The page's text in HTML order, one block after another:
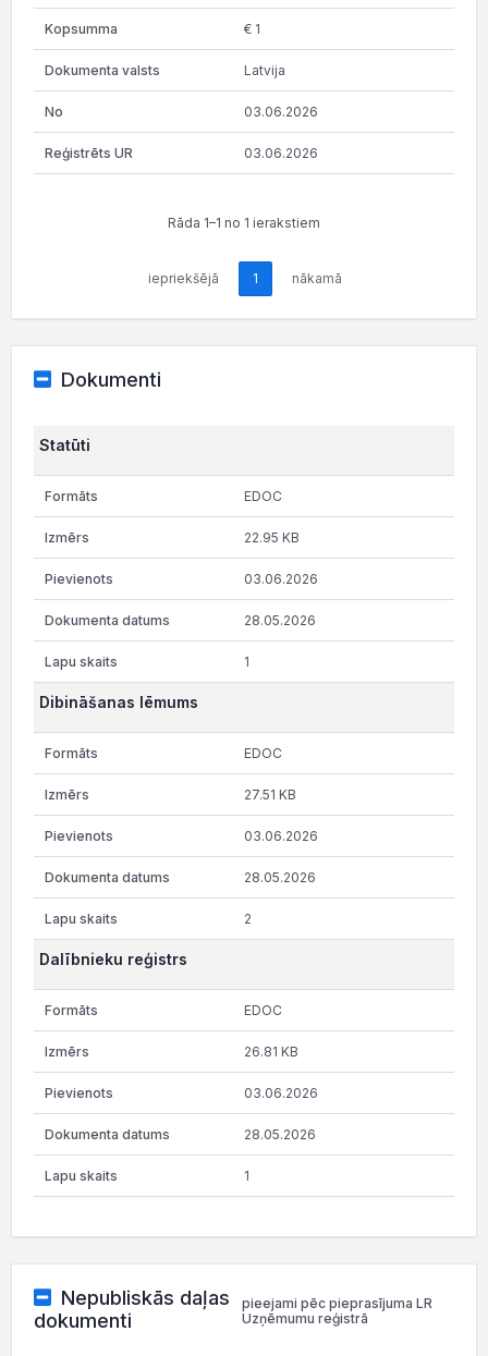
€ 1
Latvija
03.06.2026
03.06.2026
Rāda 1–1 no 1 ierakstiem
iepriekšējā 1 nākamā
Dokumenti
Statūti
EDOC
22.95 KB
03.06.2026
28.05.2026
1
Dibināšanas lēmums
EDOC
27.51 KB
03.06.2026
28.05.2026
2
Dalībnieku reģistrs
EDOC
26.81 KB
03.06.2026
28.05.2026
1
Nepubliskās daļas
dokumenti
pieejami pēc pieprasījuma LR
Uzņēmumu reģistrā